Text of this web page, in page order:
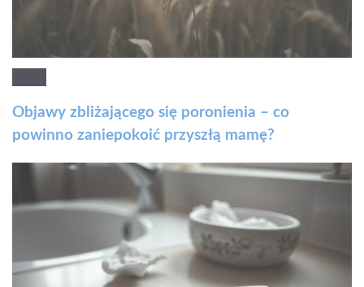
Objawy zbliżającego się poronienia – co
powinno zaniepokoić przyszłą mamę?